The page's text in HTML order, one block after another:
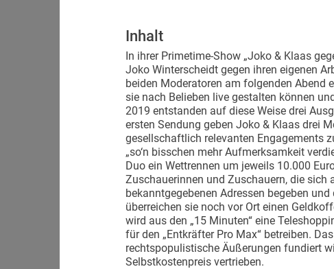
Inhalt
In ihrer Primetime-Show „Joko & Klaas
Joko Winterscheidt gegen ihren eigenen
beiden Moderatoren am folgenden Abend
sie nach Belieben live gestalten können
2019 entstanden auf diese Weise drei
ersten Sendung geben Joko & Klaas drei
gesellschaftlich relevanten Engagements
„so‘n bisschen mehr Aufmerksamkeit
Duo ein Wettrennen um jeweils 10.000
Zuschauerinnen und Zuschauern, die sich
bekanntgegebenen Adressen begeben
überreichen sie noch vor Ort einen
wird aus den „15 Minuten“ eine
für den „Entkräfter Pro Max“ betreiben.
rechtspopulistische Äußerungen fundiert
Selbstkostenpreis vertrieben.